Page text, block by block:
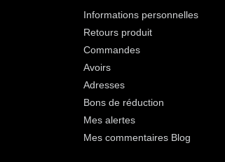
Informations personnelles
Retours produit
Commandes
Avoirs
Adresses
Bons de réduction
Mes alertes
Mes commentaires Blog